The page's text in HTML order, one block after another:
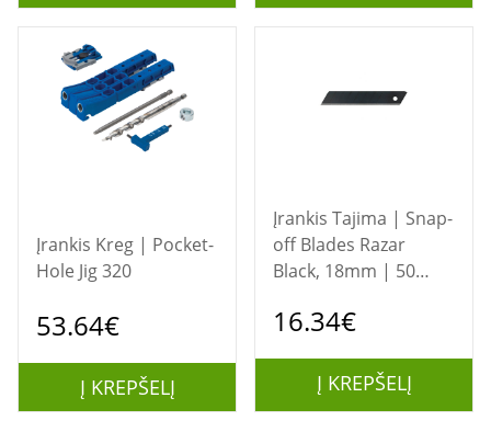
Įrankis Kreg | Pocket-
Hole Jig 320
53.64€
Į KREPŠELĮ
Įrankis Tajima | Snap-
off Blades Razar
Black, 18mm | 50
16.34€
Į KREPŠELĮ